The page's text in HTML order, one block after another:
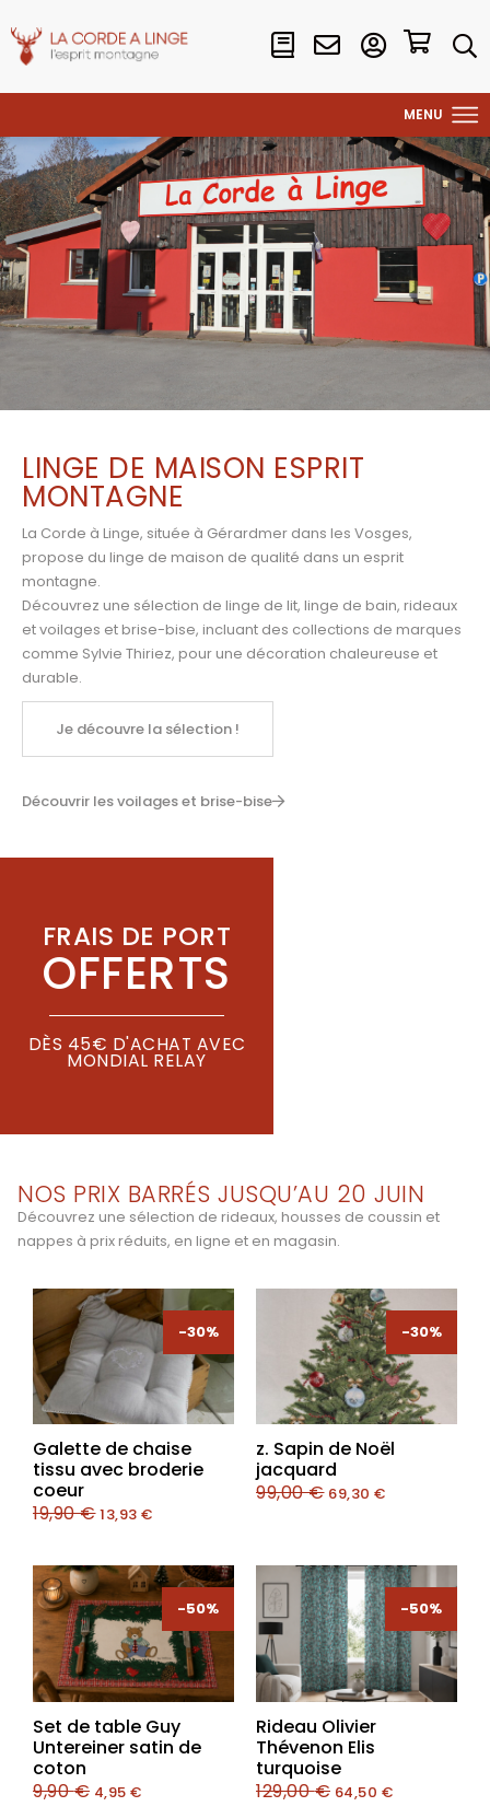
LINGE DE MAISON ESPRIT
MONTAGNE
La Corde à Linge, située à Gérardmer dans les Vosges,
propose du linge de maison de qualité dans un esprit
montagne.
Découvrez une sélection de linge de lit, linge de bain, rideaux
et voilages et brise-bise, incluant des collections de marques
comme Sylvie Thiriez, pour une décoration chaleureuse et
durable.
Je découvre la sélection !
Découvrir les voilages et brise-bise
FRAIS DE PORT
OFFERTS
DÈS 45€ D'ACHAT AVEC
MONDIAL RELAY
NOS PRIX BARRÉS JUSQU’AU 20 JUIN
Découvrez une sélection de rideaux, housses de coussin et
nappes à prix réduits, en ligne et en magasin.
-30%
-30%
Galette de chaise
tissu avec broderie
coeur
19,90€13,93 €
-30%
-30%
z. Sapin de Noël
jacquard
99,00€ 69,30 €
-50%
-50%
Set de table Guy
Untereiner satin de
coton
9,90€ 4,95 €
-50%
-50%
Rideau Olivier
Thévenon Elis
turquoise
129,00€ 64,50 €